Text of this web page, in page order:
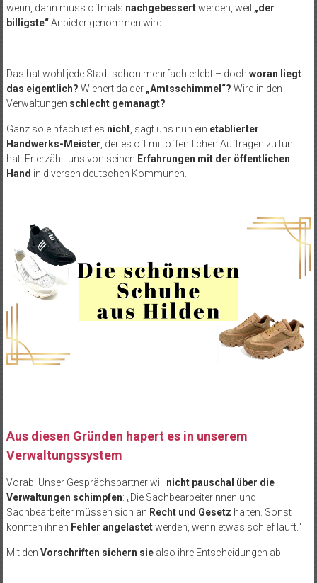
wenn, dann muss oftmals nachgebessertwerden, weil „der
billigste“Anbieter genommen wird.
Das hat wohl jede Stadt schon mehrfach erlebt – doch woran liegt
das eigentlich? Wiehert da der „Amtsschimmel“? Wird in den
Verwaltungen schlecht gemanagt?
Ganz so einfach ist es nicht, sagt uns nun ein etablierter
Handwerks-Meister , der es oft mit öffentlichen Aufträgen zu tun
hat. Er erzählt uns von seinen Erfahrungen mit der öffentlichen
Hand in diversen deutschen Kommunen.
Aus diesen Gründen hapert es in unserem
Verwaltungssystem
Vorab: Unser Gesprächspartner will nicht pauschal über die
Verwaltungen schimpfen: „Die Sachbearbeiterinnen und
Sachbearbeiter müssen sich an Recht und Gesetz halten. Sonst
könnten ihnen Fehler angelastetwerden, wenn etwas schief läuft.“
Mit den Vorschriften sichern siealso ihre Entscheidungen ab.